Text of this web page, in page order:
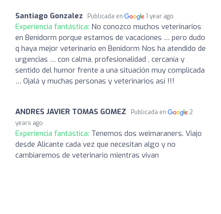
Santiago Gonzalez Publicada en 1 year ago
Experiencia fantástica: No conozco muchos veterinarios
en Benidorm porque estamos de vacaciones … pero dudo
q haya mejor veterinario en Benidorm Nos ha atendido de
urgencias … con calma, profesionalidad , cercanía y
sentido del humor frente a una situación muy complicada
… Ojalá y muchas personas y veterinarios así !!!
ANDRES JAVIER TOMAS GOMEZ Publicada en
2
years ago
Experiencia fantástica: Tenemos dos weimaraners. Viajo
desde Alicante cada vez que necesitan algo y no
cambiaremos de veterinario mientras vivan